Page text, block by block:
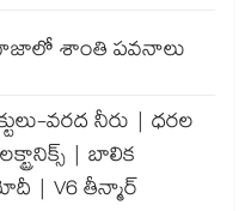
గాజాలో శాంతి పవనాలు
వరద నీరు | ధరల
| బాలిక
| V6 తీన్మార్